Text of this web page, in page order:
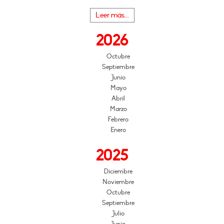
Leer más...
2026
Octubre
Septiembre
Junio
Mayo
Abril
Marzo
Febrero
Enero
2025
Diciembre
Noviembre
Octubre
Septiembre
Julio